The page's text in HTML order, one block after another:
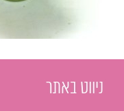
ניווט באתר